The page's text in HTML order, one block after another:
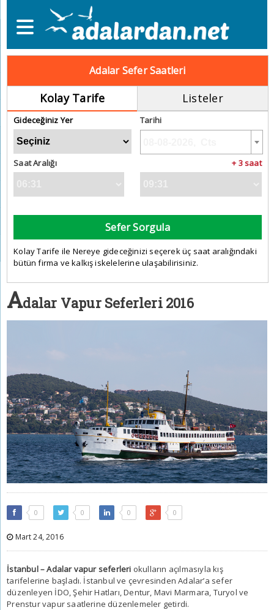
Adalar Sefer Saatleri
Kolay Tarife Listeler
Gideceğiniz Yer Tarihi
Saat Aralığı + 3 saat
Sefer Sorgula
Kolay Tarife ile Nereye gideceğinizi seçerek üç saat aralığındaki
bütün firma ve kalkış iskelelerine ulaşabilirisiniz.
Adalar Vapur Seferleri 2016
0 0 0 0
Mart 24, 2016
İstanbul – Adalar vapur seferleri okulların açılmasıyla kış
tarifelerine başladı. İstanbul ve çevresinden Adalar’a sefer
düzenleyen İDO, Şehir Hatları, Dentur, Mavi Marmara, Turyol ve
Prenstur vapur saatlerine düzenlemeler getirdi.